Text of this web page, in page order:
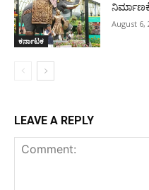
ಕರ್ನಾಟಕ
August 6,
LEAVE A REPLY